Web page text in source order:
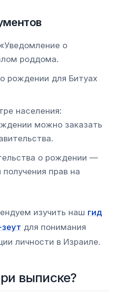
о
роддома.
рождении для Битуах
населения:
можно заказать
о рождении —
прав на
изучить наш гид
для понимания
личности в Израиле.
выписке?